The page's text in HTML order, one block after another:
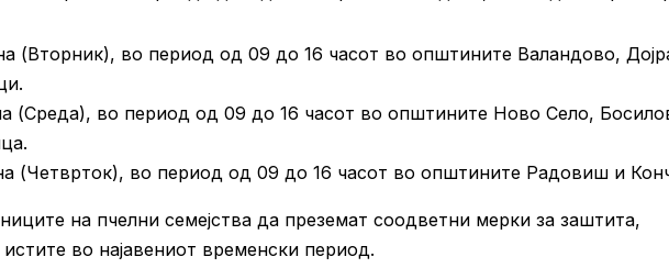
(Вторник), во период од 09 до 16 часот во општините Валандово,
(Среда), во период од 09 до 16 часот во општините Ново Село,
(Четврток), во период од 09 до 16 часот во општините Радовиш и
на пчелни семејства да преземат соодветни мерки за заштита,
во најавениот временски период.